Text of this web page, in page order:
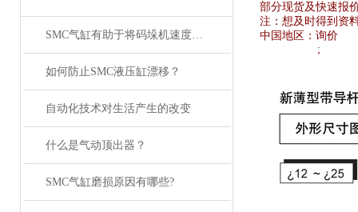
SMC气缸有助于将码垛机速度提高 26%
如何防止SMC液压缸漂移？
自动化技术对生活产生的改变
什么是气动顶出器？
SMC气缸磨损原因有哪些?
部分现货及快速报
注：想及时得到资
中国地区： 询价
;